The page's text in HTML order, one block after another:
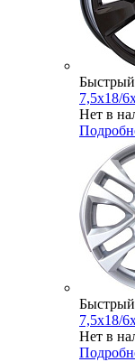
7,5x18/
Нет в
7,5x18/
Нет в